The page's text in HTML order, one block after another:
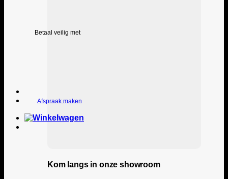
Betaal veilig met
Afspraak maken
Kom langs in onze showroom